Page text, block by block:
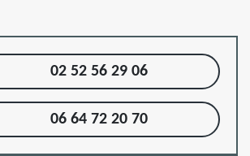
02 52 56 29 06
06 64 72 20 70